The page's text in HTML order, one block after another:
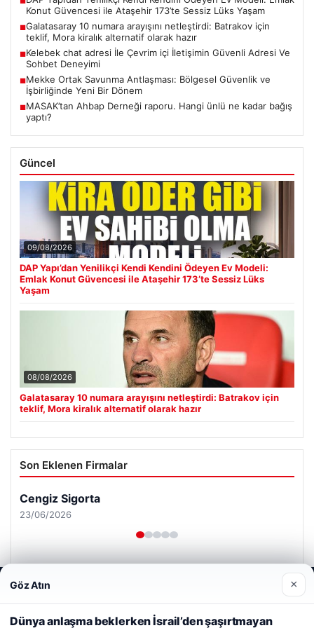
Konut Güvencesi ile Ataşehir 173’te Sessiz Lüks Yaşam
■Galatasaray 10 numara arayışını netleştirdi: Batrakov için
teklif, Mora kiralık alternatif olarak hazır
■Kelebek chat adresi İle Çevrim içi İletişimin Güvenli Adresi Ve
Sohbet Deneyimi
■Mekke Ortak Savunma Antlaşması: Bölgesel Güvenlik ve
İşbirliğinde Yeni Bir Dönem
■MASAK’tan Ahbap Derneği raporu. Hangi ünlü ne kadar bağış
yaptı?
Güncel
09/08/2026
DAP Yapı’dan Yenilikçi Kendi Kendini Ödeyen Ev Modeli:
Emlak Konut Güvencesi ile Ataşehir 173’te Sessiz Lüks
Yaşam
08/08/2026
Galatasaray 10 numara arayışını netleştirdi: Batrakov için
teklif, Mora kiralık alternatif olarak hazır
Son Eklenen Firmalar
Cengiz Sigorta
23/06/2026
Web sitemizi nasıl kullandığınızı daha iyi anlayabilmek,
deneyiminizi kişiselleştirmek ve geliştirmek amacıyla çerezler
kullanıyoruz.
Çerez Politikamız
Göz Atın ×
Dünya anlaşma beklerken İsrail’den şaşırtmayan